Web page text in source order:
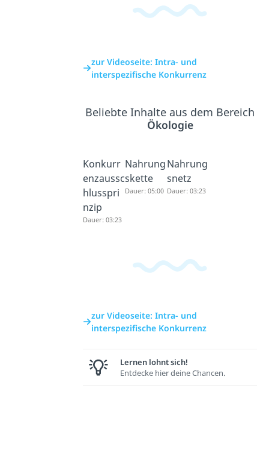
zur Videoseite: Intra- und
interspezifische Konkurrenz
Beliebte Inhalte aus dem Bereich
Ökologie
Konkurr
enzaussc
hlusspri
nzip
Dauer: 03:23
Nahrung
skette
Dauer: 05:00
Nahrung
snetz
Dauer: 03:23
zur Videoseite: Intra- und
interspezifische Konkurrenz
Lernen lohnt sich!
Entdecke hier deine Chancen.